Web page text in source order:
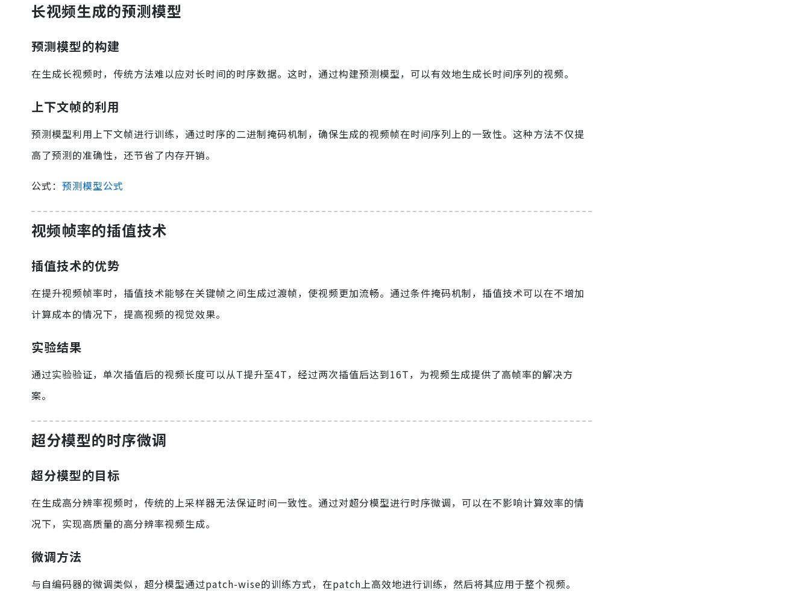
长视频生成的预测模型
预测模型的构建
在生成长视频时，传统方法难以应对长时间的时序数据。这时，通过构建预测模型，可以有效地生成长时间序列的视频。
上下文帧的利用
预测模型利用上下文帧进行训练，通过时序的二进制掩码机制，确保生成的视频帧在时间序列上的一致性。这种方法不仅提
高了预测的准确性，还节省了内存开销。
公式： 预测模型公式
视频帧率的插值技术
插值技术的优势
在提升视频帧率时，插值技术能够在关键帧之间生成过渡帧，使视频更加流畅。通过条件掩码机制，插值技术可以在不增加
计算成本的情况下，提高视频的视觉效果。
实验结果
通过实验验证，单次插值后的视频长度可以从T提升至4T，经过两次插值后达到16T，为视频生成提供了高帧率的解决方
案。
超分模型的时序微调
超分模型的目标
在生成高分辨率视频时，传统的上采样器无法保证时间一致性。通过对超分模型进行时序微调，可以在不影响计算效率的情
况下，实现高质量的高分辨率视频生成。
微调方法
与自编码器的微调类似，超分模型通过patch-wise的训练方式，在patch上高效地进行训练，然后将其应用于整个视频。